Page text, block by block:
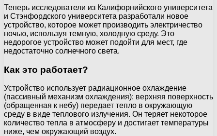
Теперь исследователи из Калифорнийского университета
и Стэнфордского университета разработали новое
устройство, которое может производить электричество
ночью, используя темную, холодную среду. Это
недорогое устройство может подойти для мест, где
недостаточно солнечного света.
Как это работает?
Устройство использует радиационное охлаждение
(пассивный механизм охлаждения): верхняя поверхность
(обращенная к небу) передает тепло в окружающую
среду в виде теплового излучения. Он теряет некоторое
количество тепла в атмосферу и достигает температуры
ниже, чем окружающий воздух.